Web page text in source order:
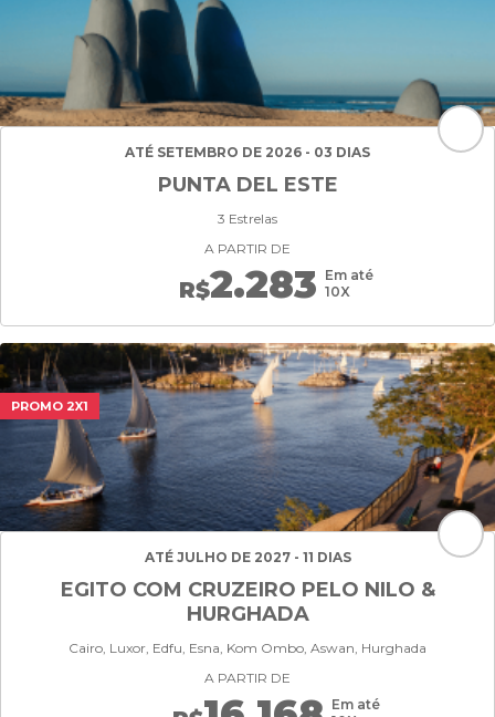
ATÉ SETEMBRO DE 2026 - 03 DIAS
PUNTA DEL ESTE
3 Estrelas
A PARTIR DE
R$2.283 Em até
10X
PROMO 2X1
ATÉ JULHO DE 2027 - 11 DIAS
EGITO COM CRUZEIRO PELO NILO &
HURGHADA
Cairo, Luxor, Edfu, Esna, Kom Ombo, Aswan, Hurghada
A PARTIR DE
Em até